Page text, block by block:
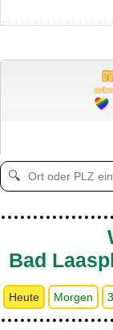
🔍
Bad
Heute Morgen